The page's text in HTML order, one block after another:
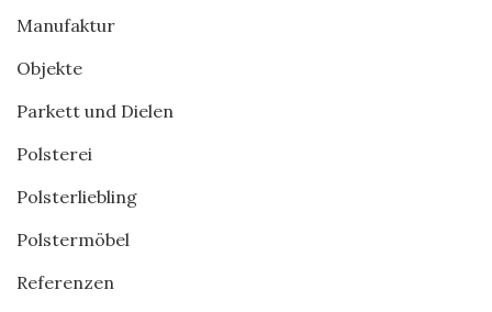
Manufaktur
Objekte
Parkett und Dielen
Polsterei
Polsterliebling
Polstermöbel
Referenzen